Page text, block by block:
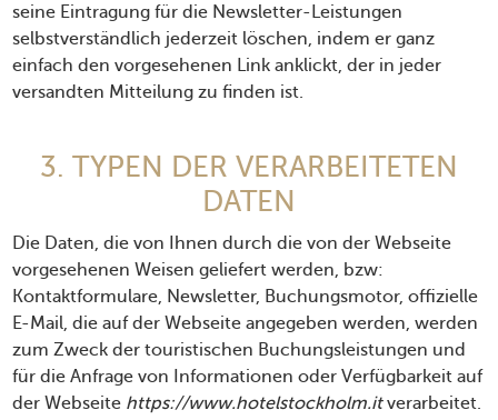
seine Eintragung für die Newsletter-Leistungen
selbstverständlich jederzeit löschen, indem er ganz
einfach den vorgesehenen Link anklickt, der in jeder
versandten Mitteilung zu finden ist.
3. TYPEN DER VERARBEITETEN
DATEN
Die Daten, die von Ihnen durch die von der Webseite
vorgesehenen Weisen geliefert werden, bzw:
Kontaktformulare, Newsletter, Buchungsmotor, offizielle
E-Mail, die auf der Webseite angegeben werden, werden
zum Zweck der touristischen Buchungsleistungen und
für die Anfrage von Informationen oder Verfügbarkeit auf
der Webseite https://www.hotelstockholm.itverarbeitet.